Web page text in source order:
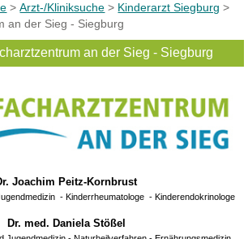
>Arzt-/Kliniksuche > Kinderarzt Siegburg >
an der Sieg - Siegburg
an der Sieg - Siegburg
Joachim Peitz-Kornbrust
- Kinderrheumatologe - Kinderendokrinologe
Dr. med. Daniela Stößel